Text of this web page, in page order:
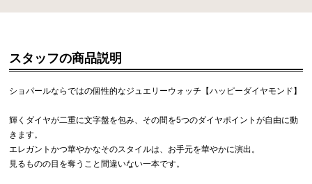
スタッフの商品説明
ショパールならではの個性的なジュエリーウォッチ【ハッピーダイヤモンド】
輝くダイヤが二重に文字盤を包み、その間を5つのダイヤポイントが自由に動
きます。
エレガントかつ華やかなそのスタイルは、お手元を華やかに演出。
見るものの目を奪うこと間違いない一本です。